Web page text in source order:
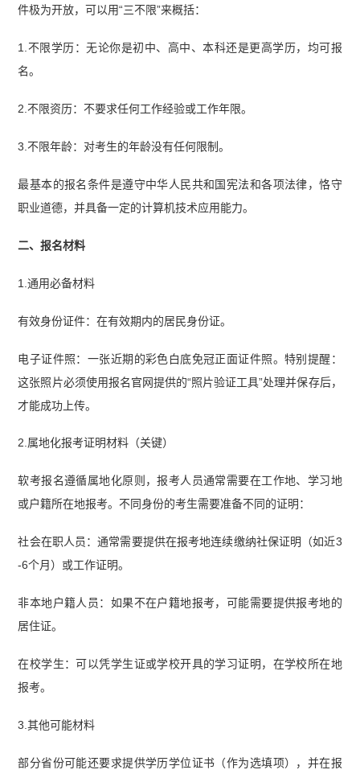
件极为开放，可以用“三不限”来概括：
1.不限学历：无论你是初中、高中、本科还是更高学历，均可报
名。
2.不限资历：不要求任何工作经验或工作年限。
3.不限年龄：对考生的年龄没有任何限制。
最基本的报名条件是遵守中华人民共和国宪法和各项法律，恪守
职业道德，并具备一定的计算机技术应用能力。
二、报名材料
1.通用必备材料
有效身份证件：在有效期内的居民身份证。
电子证件照：一张近期的彩色白底免冠正面证件照。特别提醒：
这张照片必须使用报名官网提供的“照片验证工具”处理并保存后，
才能成功上传。
2.属地化报考证明材料（关键）
软考报名遵循属地化原则，报考人员通常需要在工作地、学习地
或户籍所在地报考。不同身份的考生需要准备不同的证明：
社会在职人员：通常需要提供在报考地连续缴纳社保证明（如近3
-6个月）或工作证明。
非本地户籍人员：如果不在户籍地报考，可能需要提供报考地的
居住证。
在校学生：可以凭学生证或学校开具的学习证明，在学校所在地
报考。
3.其他可能材料
部分省份可能还要求提供学历学位证书（作为选填项），并在报